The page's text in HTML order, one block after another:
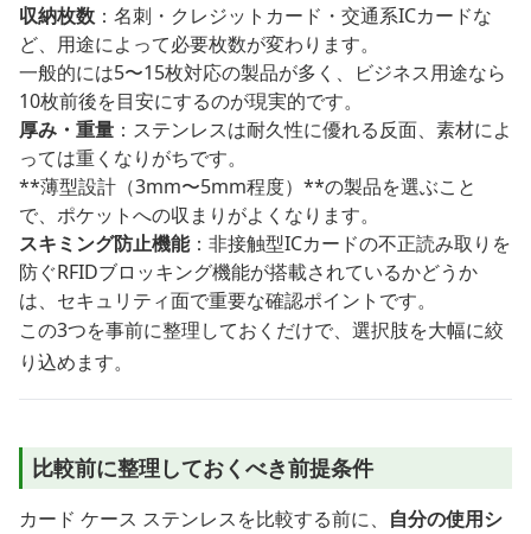
収納枚数 ：名刺・クレジットカード・交通系ICカードな
ど、用途によって必要枚数が変わります。
一般的には5〜15枚対応の製品が多く、ビジネス用途なら
10枚前後を目安にするのが現実的です。
厚み・重量 ：ステンレスは耐久性に優れる反面、素材によ
っては重くなりがちです。
**薄型設計（3mm〜5mm程度）**の製品を選ぶこと
で、ポケットへの収まりがよくなります。
スキミング防止機能：非接触型ICカードの不正読み取りを
防ぐRFIDブロッキング機能が搭載されているかどうか
は、セキュリティ面で重要な確認ポイントです。
この3つを事前に整理しておくだけで、選択肢を大幅に絞
り込めます。
比較前に整理しておくべき前提条件
カード ケース ステンレスを比較する前に、 自分の使用シ